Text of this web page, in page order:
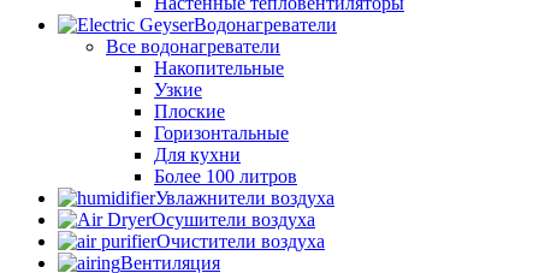
Водонагреватели
Все водонагреватели
Накопительные
Узкие
Плоские
Горизонтальные
Для кухни
Более 100 литров
Увлажнители воздуха
Осушители воздуха
Очистители воздуха
Вентиляция